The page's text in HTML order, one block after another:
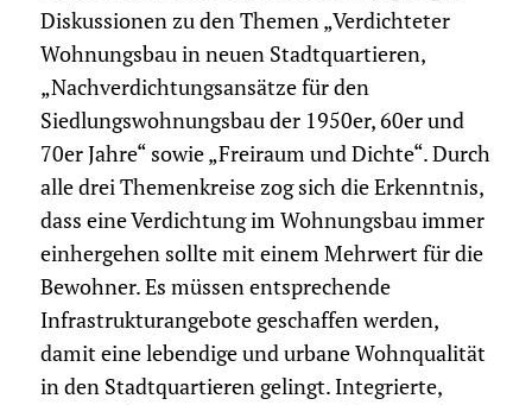
Diskussionen zu den Themen „Verdichteter
Wohnungsbau in neuen Stadtquartieren,
„Nachverdichtungsansätze für den
Siedlungswohnungsbau der 1950er, 60er und
70er Jahre“ sowie „Freiraum und Dichte“. Durch
alle drei Themenkreise zog sich die Erkenntnis,
dass eine Verdichtung im Wohnungsbau immer
einhergehen sollte mit einem Mehrwert für die
Bewohner. Es müssen entsprechende
Infrastrukturangebote geschaffen werden,
damit eine lebendige und urbane Wohnqualität
in den Stadtquartieren gelingt. Integrierte,